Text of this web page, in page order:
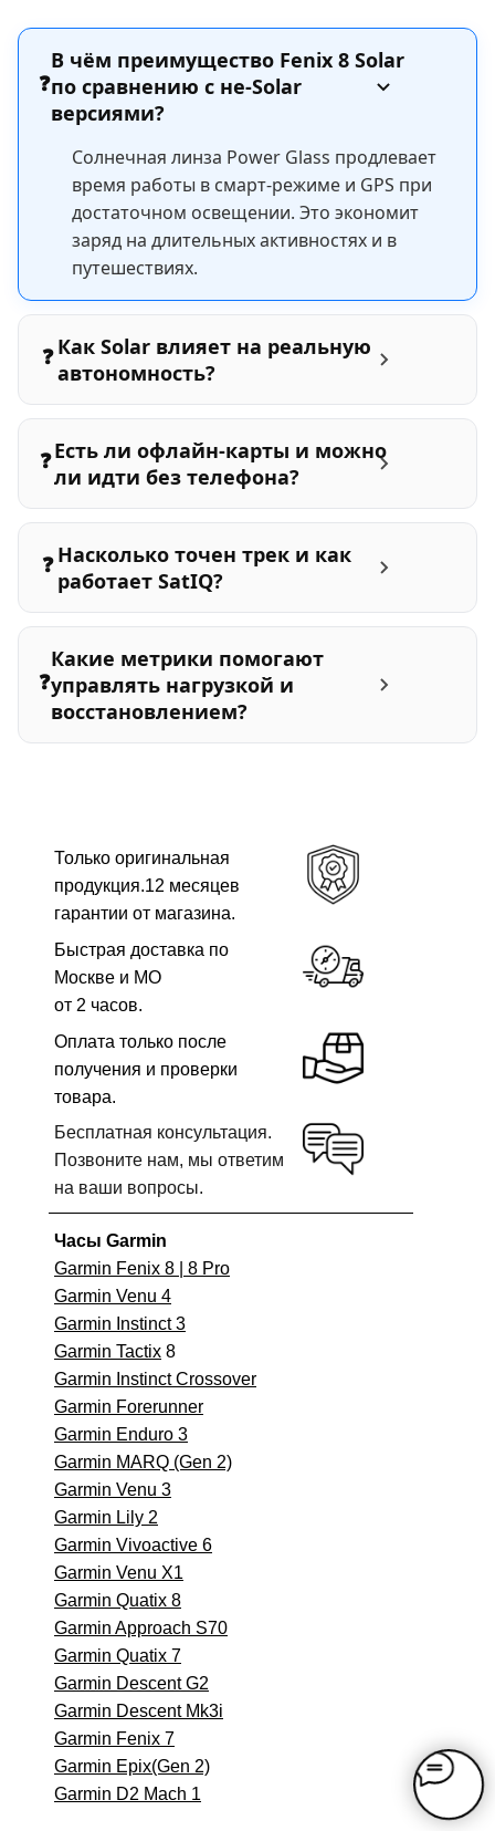
❓
В чём преимущество Fenix 8 Solar
по сравнению с не-Solar
версиями?
Солнечная линза Power Glass продлевает
время работы в смарт-режиме и GPS при
достаточном освещении. Это экономит
заряд на длительных активностях и в
путешествиях.
❓Как Solar влияет на реальную
автономность?
❓Есть ли офлайн-карты и можно
ли идти без телефона?
❓Насколько точен трек и как
работает SatIQ?
❓
Какие метрики помогают
управлять нагрузкой и
восстановлением?
Оплата только после
получения и проверки
товара.
Быстрая доставка по
Москве и МО
от 2 часов.
Бесплатная консультация.
Позвоните нам, мы ответим
на ваши вопросы.
Только оригинальная
продукция.12 месяцев
гарантии от магазина.
Часы Garmin
Garmin Fenix 8 | 8 Pro
Garmin Venu 4
Garmin Instinct 3
Garmin Tactix 8
Garmin Instinct Crossover
Garmin Forerunner
Garmin Enduro 3
Garmin MARQ (Gen 2)
Garmin Venu 3
Garmin Lily 2
Garmin Vivoactive 6
Garmin Venu X1
Garmin Quatix 8
Garmin Approach S70
Garmin Quatix 7
Garmin Descent G2
Garmin Descent Mk3i
Garmin Fenix 7
Garmin Epix(Gen 2)
Garmin D2 Mach 1